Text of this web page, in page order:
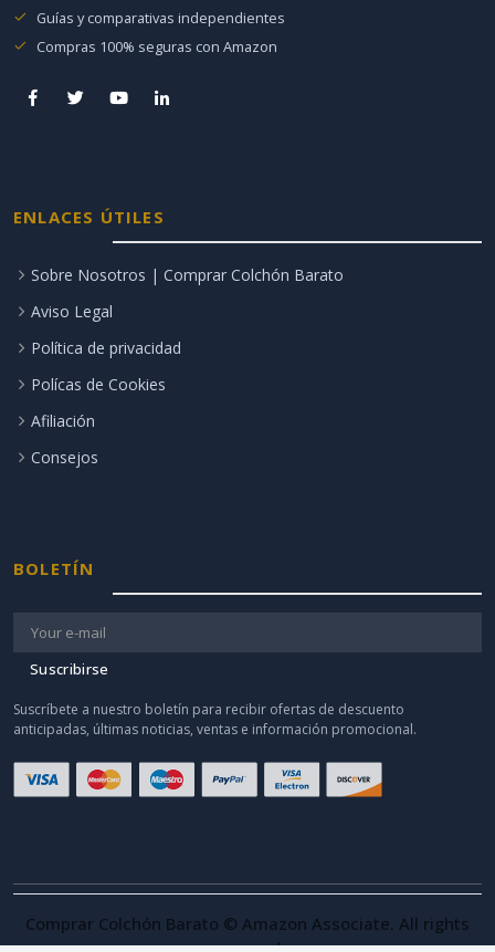
Guías y comparativas independientes
Compras 100% seguras con Amazon
ENLACES ÚTILES
Sobre Nosotros | Comprar Colchón Barato
Aviso Legal
Política de privacidad
Polícas de Cookies
Afiliación
Consejos
BOLETÍN
Suscribirse
Suscríbete a nuestro boletín para recibir ofertas de descuento
anticipadas, últimas noticias, ventas e información promocional.
Comprar Colchón Barato © Amazon Associate. All rights
reserved.